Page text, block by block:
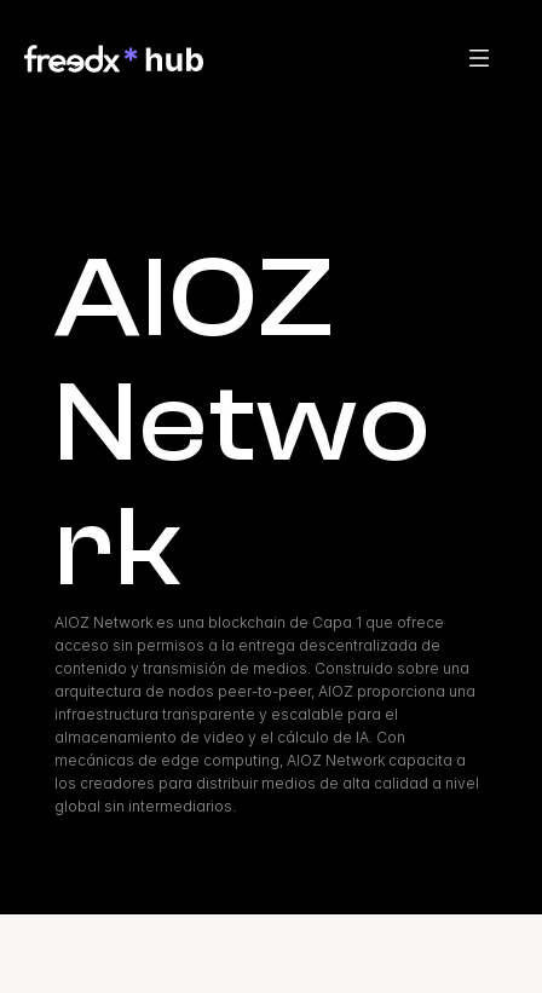
AIOZ
Netwo
rk
AIOZ Network es una blockchain de Capa 1 que ofrece
acceso sin permisos a la entrega descentralizada de
contenido y transmisión de medios. Construido sobre una
arquitectura de nodos peer-to-peer, AIOZ proporciona una
infraestructura transparente y escalable para el
almacenamiento de video y el cálculo de IA. Con
mecánicas de edge computing, AIOZ Network capacita a
los creadores para distribuir medios de alta calidad a nivel
global sin intermediarios.